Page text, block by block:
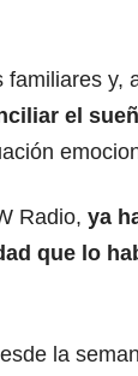
familiares y,
el
Radio, ya
que lo
la